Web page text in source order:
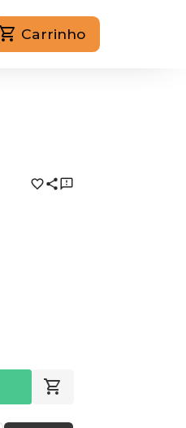
Carrinho